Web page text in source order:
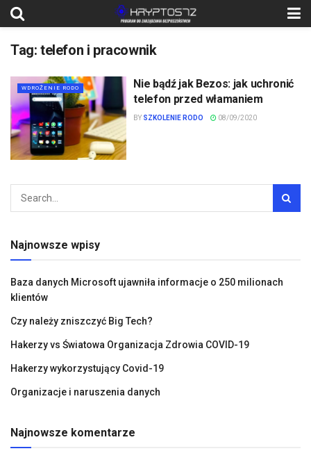
Tag: telefon i pracownik
WDROŻENIE RODO
Nie bądź jak Bezos: jak uchronić
telefon przed włamaniem
BY SZKOLENIE RODO 08/09/2020
Najnowsze wpisy
Baza danych Microsoft ujawniła informacje o 250 milionach
klientów
Czy należy zniszczyć Big Tech?
Hakerzy vs Światowa Organizacja Zdrowia COVID-19
Hakerzy wykorzystujący Covid-19
Organizacje i naruszenia danych
Najnowsze komentarze